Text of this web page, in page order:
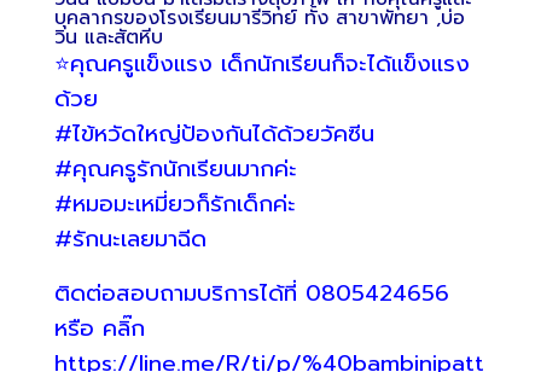
บุคลากรของโรงเรียนมารีวิทย์ ทั้ง สาขาพัทยา ,บ่อ
วิน และสัตหีบ
⭐️คุณครูแข็งแรง เด็กนักเรียนก็จะได้แข็งแรง
ด้วย
#ไข้หวัดใหญ่ป้องกันได้ด้วยวัคซีน
#คุณครูรักนักเรียนมากค่ะ
#หมอมะเหมี่ยวก็รักเด็กค่ะ
#รักนะเลยมาฉีด
ติดต่อสอบถามบริการได้ที่ 0805424656
หรือ คลิ๊ก
https://line.me/R/ti/p/%40bambinipatt